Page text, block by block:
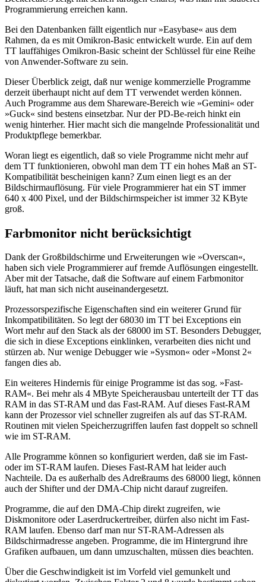
Programmierung erreichen kann.
Bei den Datenbanken fällt eigentlich nur »Easybase« aus dem
Rahmen, da es mit Omikron-Basic entwickelt wurde. Ein auf dem
TT lauffähiges Omikron-Basic scheint der Schlüssel für eine Reihe
von Anwender-Software zu sein.
Dieser Überblick zeigt, daß nur wenige kommerzielle Programme
derzeit überhaupt nicht auf dem TT verwendet werden können.
Auch Programme aus dem Shareware-Bereich wie »Gemini« oder
»Guck« sind bestens einsetzbar. Nur der PD-Be-reich hinkt ein
wenig hinterher. Hier macht sich die mangelnde Professionalität und
Produktpflege bemerkbar.
Woran liegt es eigentlich, daß so viele Programme nicht mehr auf
dem TT funktionieren, obwohl man dem TT ein hohes Maß an ST-
Kompatibilität bescheinigen kann? Zum einen liegt es an der
Bildschirmauflösung. Für viele Programmierer hat ein ST immer
640 x 400 Pixel, und der Bildschirmspeicher ist immer 32 KByte
groß.
Farbmonitor nicht berücksichtigt
Dank der Großbildschirme und Erweiterungen wie »Overscan«,
haben sich viele Programmierer auf fremde Auflösungen eingestellt.
Aber mit der Tatsache, daß die Software auf einem Farbmonitor
läuft, hat man sich nicht auseinandergesetzt.
Prozessorspezifische Eigenschaften sind ein weiterer Grund für
Inkompatibilitäten. So legt der 68030 im TT bei Exceptions ein
Wort mehr auf den Stack als der 68000 im ST. Besonders Debugger,
die sich in diese Exceptions einklinken, verarbeiten dies nicht und
stürzen ab. Nur wenige Debugger wie »Sysmon« oder »Monst 2«
fangen dies ab.
Ein weiteres Hindernis für einige Programme ist das sog. »Fast-
RAM«. Bei mehr als 4 MByte Speicherausbau unterteilt der TT das
RAM in das ST-RAM und das Fast-RAM. Auf dieses Fast-RAM
kann der Prozessor viel schneller zugreifen als auf das ST-RAM.
Routinen mit vielen Speicherzugriffen laufen fast doppelt so schnell
wie im ST-RAM.
Alle Programme können so konfiguriert werden, daß sie im Fast-
oder im ST-RAM laufen. Dieses Fast-RAM hat leider auch
Nachteile. Da es außerhalb des Adreßraums des 68000 liegt, können
auch der Shifter und der DMA-Chip nicht darauf zugreifen.
Programme, die auf den DMA-Chip direkt zugreifen, wie
Diskmonitore oder Laserdruckertreiber, dürfen also nicht im Fast-
RAM laufen. Ebenso darf man nur ST-RAM-Adressen als
Bildschirmadresse angeben. Programme, die im Hintergrund ihre
Grafiken aufbauen, um dann umzuschalten, müssen dies beachten.
Über die Geschwindigkeit ist im Vorfeld viel gemunkelt und